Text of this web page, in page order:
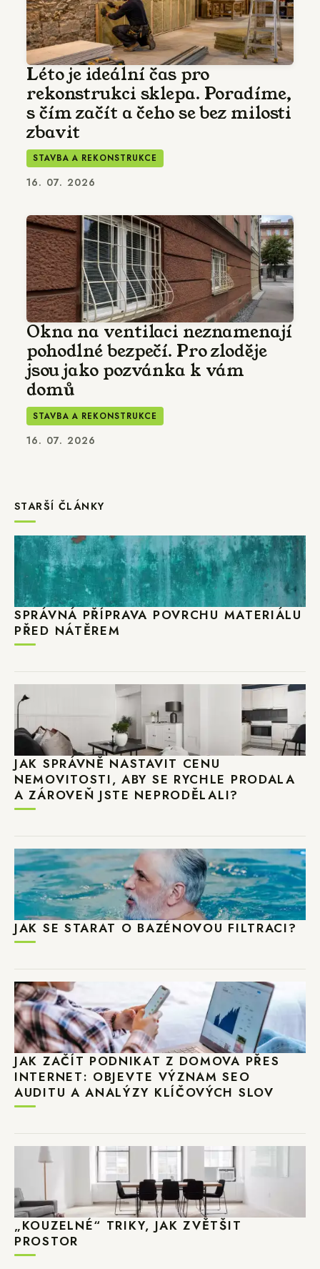
Léto je ideální čas pro
rekonstrukci sklepa. Poradíme,
s čím začít a čeho se bez milosti
zbavit
STAVBA A REKONSTRUKCE
16. 07. 2026
Okna na ventilaci neznamenají
pohodlné bezpečí. Pro zloděje
jsou jako pozvánka k vám
domů
STAVBA A REKONSTRUKCE
16. 07. 2026
STARŠÍ ČLÁNKY
SPRÁVNÁ PŘÍPRAVA POVRCHU MATERIÁLU
PŘED NÁTĚREM
JAK SPRÁVNĚ NASTAVIT CENU
NEMOVITOSTI, ABY SE RYCHLE PRODALA
A ZÁROVEŇ JSTE NEPRODĚLALI?
JAK SE STARAT O BAZÉNOVOU FILTRACI?
JAK ZAČÍT PODNIKAT Z DOMOVA PŘES
INTERNET: OBJEVTE VÝZNAM SEO
AUDITU A ANALÝZY KLÍČOVÝCH SLOV
„KOUZELNÉ“ TRIKY, JAK ZVĚTŠIT
PROSTOR